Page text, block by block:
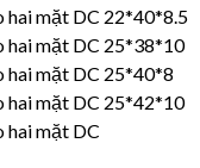
hai mặt DC 22*40*8.5
hai mặt DC 25*38*10
hai mặt DC 25*40*8
hai mặt DC 25*42*10
hai mặt DC